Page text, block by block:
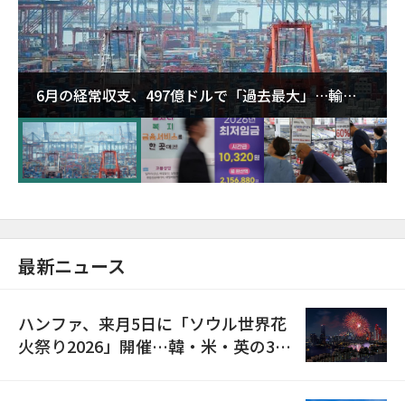
6月の経常収支、497億ドルで「過去最大」…輸出
が初の1000億ドル突破
最新ニュース
ハンファ、来月5日に「ソウル世界花
火祭り2026」開催…韓・米・英の3カ